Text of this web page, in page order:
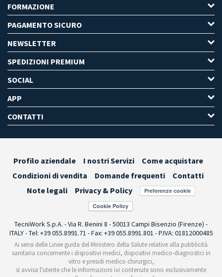
FORMAZIONE
PAGAMENTO SICURO
NEWSLETTER
SPEDIZIONI PREMIUM
SOCIAL
APP
CONTATTI
Profilo aziendale I nostri Servizi
Come acquistare
Condizioni di vendita
Domande frequenti
Contatti
Note legali
Privacy & Policy Preferenze cookie
TecniWork S.p.A. - Via R. Benini 8 - 50013 Campi Bisenzio (Firenze) -
ITALY - Tel: +39 055.8991.71 - Fax: +39 055.8991.801 - P.IVA: 01812000485
Ai sensi delle Linee guida del Ministero della Salute relative alla pubblicità
sanitaria concernente i dispositivi medici, dispositivi medico-diagnostici in
vitro e presidi medico chirurgici,
si avvisa l'utente che le informazioni ivi contenute sono esclusivamente